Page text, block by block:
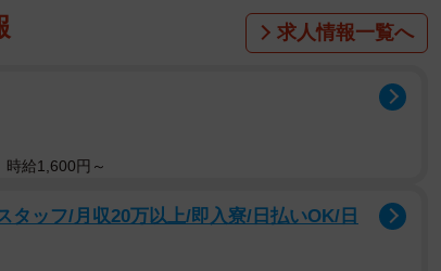
求人情報一覧へ
時給1,600円～
タッフ/月収20万以上/即入寮/日払いOK/日